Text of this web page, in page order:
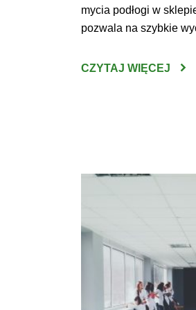
mycia podłogi w
pozwala na szybkie
zalety wynikają z
CZYTAJ WIĘCEJ